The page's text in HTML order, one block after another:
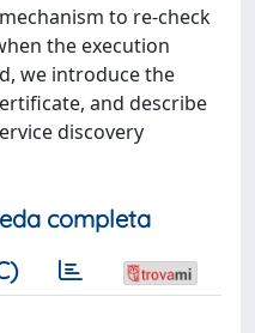
to re-check
the execution
we introduce the
and describe
discovery
completa